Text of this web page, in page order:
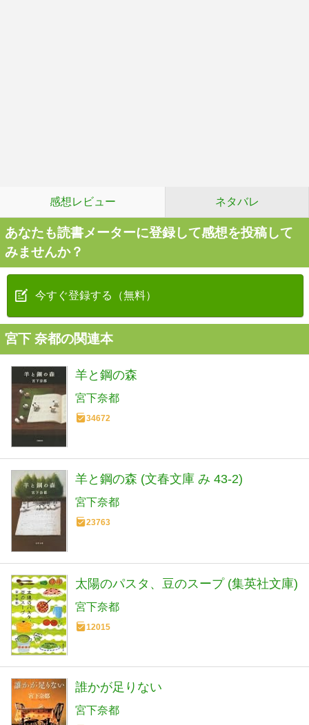
感想レビュー ネタバレ
あなたも読書メーターに登録して感想を投稿して
みませんか？
今すぐ登録する（無料）
宮下 奈都の関連本
羊と鋼の森
宮下奈都
34672
羊と鋼の森 (文春文庫 み 43-2)
宮下奈都
23763
太陽のパスタ、豆のスープ (集英社文庫)
宮下奈都
12015
誰かが足りない
宮下奈都